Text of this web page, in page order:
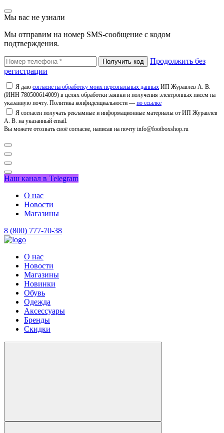
Мы вас не узнали
Мы отправим на номер SMS-сообщение с кодом
подтверждения.
Продолжить без
регистрации
Я даю согласие на обработку моих персональных данных ИП Журавлев А. В.
(ИНН 780500614009) в целях обработки заявки и получения электронных писем на
указанную почту. Политика конфиденциальности — по ссылке
Я согласен получать рекламные и информационные материалы от ИП Журавлев
А. В. на указанный email.
Вы можете отозвать своё согласие, написав на почту info@footboxshop.ru
Наш канал в Telegram
О нас
Новости
Магазины
8 (800) 777-70-38
О нас
Новости
Магазины
Новинки
Обувь
Одежда
Аксессуары
Бренды
Скидки